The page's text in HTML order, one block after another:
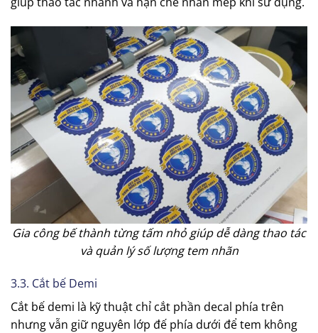
Gia công bế thành từng tấm nhỏ giúp dễ dàng thao tác
và quản lý số lượng tem nhãn
3.3. Cắt bế Demi
Cắt bế demi là kỹ thuật chỉ cắt phần decal phía trên
nhưng vẫn giữ nguyên lớp đế phía dưới để tem không